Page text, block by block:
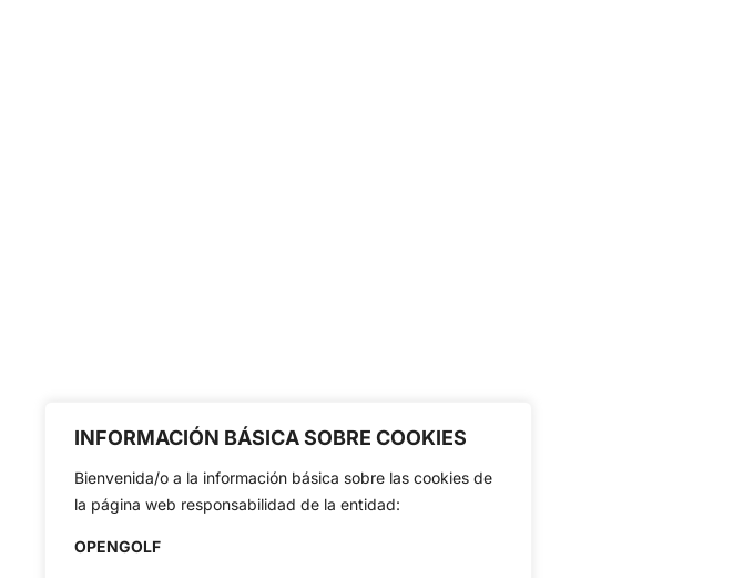
INFORMACIÓN BÁSICA SOBRE COOKIES
Bienvenida/o a la información básica sobre las cookies de
la página web responsabilidad de la entidad:
OPENGOLF